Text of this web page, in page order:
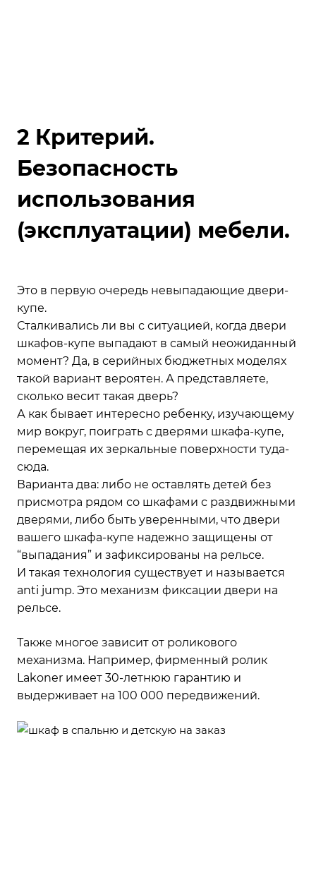
2 Критерий.
Безопасность
использования
(эксплуатации) мебели.
Это в первую очередь невыпадающие двери-
купе.
Сталкивались ли вы с ситуацией, когда двери
шкафов-купе выпадают в самый неожиданный
момент? Да, в серийных бюджетных моделях
такой вариант вероятен. А представляете,
сколько весит такая дверь?
А как бывает интересно ребенку, изучающему
мир вокруг, поиграть с дверями шкафа-купе,
перемещая их зеркальные поверхности туда-
сюда.
Варианта два: либо не оставлять детей без
присмотра рядом со шкафами с раздвижными
дверями, либо быть уверенными, что двери
вашего шкафа-купе надежно защищены от
“выпадания” и зафиксированы на рельсе.
И такая технология существует и называется
anti jump. Это механизм фиксации двери на
рельсе.
Также многое зависит от роликового
механизма. Например, фирменный ролик
Lakoner имеет 30-летнюю гарантию и
выдерживает на 100 000 передвижений.